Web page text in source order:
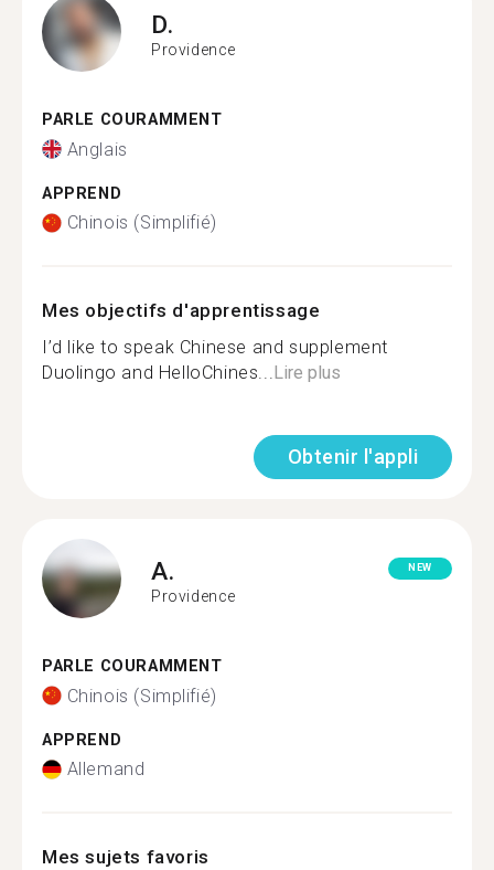
D.
Providence
PARLE COURAMMENT
Anglais
APPREND
Chinois (Simplifié)
Mes objectifs d'apprentissage
I’d like to speak Chinese and supplement
Duolingo and HelloChines...Lire plus
Obtenir l'appli
A.
Providence
NEW
PARLE COURAMMENT
Chinois (Simplifié)
APPREND
Allemand
Mes sujets favoris